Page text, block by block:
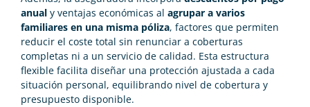
anual y ventajas económicas al agrupar a varios
familiares en una misma póliza, factores que permiten
reducir el coste total sin renunciar a coberturas
completas ni a un servicio de calidad. Esta estructura
flexible facilita diseñar una protección ajustada a cada
situación personal, equilibrando nivel de cobertura y
presupuesto disponible.